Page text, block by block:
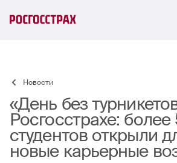
Новости
«День без
Росгосстрахе: более
студентов открыли
новые карьерные